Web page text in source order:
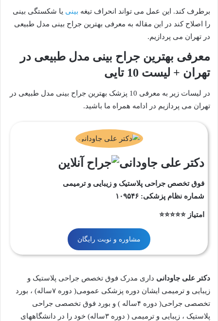
برطرف کند. این عمل می تواند انحراف تیغه بینی یا شکستگی بینی
را اصلاح کند در این مقاله به معرفی بهترین جراح بینی مدل طبیعی
در تهران می پردازیم.
معرفی بهترین جراح بینی مدل طبیعی در
تهران + لیست 10 تایی
در لیسات زیر به معرفی 10 پزشک بهترین جراح بینی مدل طبیعی در
تهران می پردازیم در ادامه همراه ما باشید.
دکتر علی جاودانی
فوق تخصص جراحی پلاستیک و زیبایی و ترمیمی
شماره نظام پزشکی: ۱۰۹۵۴۶
امتیاز ⭐⭐⭐⭐⭐
مشاوره و نوبت رایگان
دکتر علی جاودانی داری مدرک فوق تخصص جراحی پلاستیک و
زیبایی و ترمیمی ایشان دوره پزشکی عمومی( دوره ۷ساله) ، بورد
تخصصی جراحی( دوره ۴ساله ) و بورد فوق تخصصی جراحی
پلاستیک ، زیبایی و ترمیمی ( دوره ۳ساله) خود را در دانشگاههای